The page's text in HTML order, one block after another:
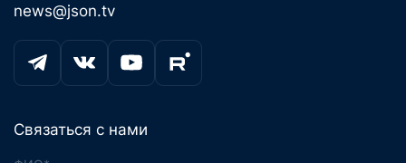
news@json.tv
Связаться с нами